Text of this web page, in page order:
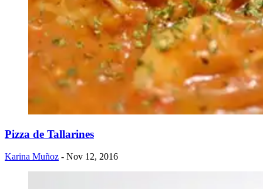
Pizza de Tallarines
Karina Muñoz - Nov 12, 2016